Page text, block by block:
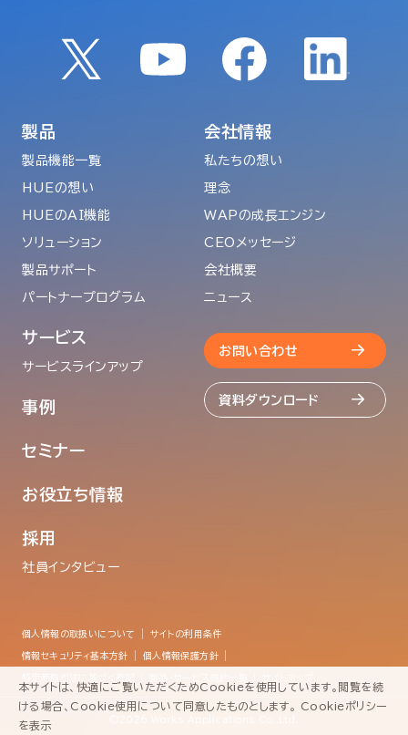
製品
製品機能一覧
HUEの想い
HUEのAI機能
ソリューション
製品サポート
パートナープログラム
サービス
サービスラインアップ
事例
セミナー
お役立ち情報
採用
社員インタビュー
会社情報
私たちの想い
理念
WAPの成長エンジン
CEOメッセージ
会社概要
ニュース
お問い合わせ
資料ダウンロード
個人情報の取扱いについて サイトの利用条件
情報セキュリティ基本方針 個人情報保護方針
本サイトは、快適にご覧いただくためCookieを使用しています。閲覧を続
ける場合、Cookie使用について同意したものとします。 Cookieポリシー
を表示